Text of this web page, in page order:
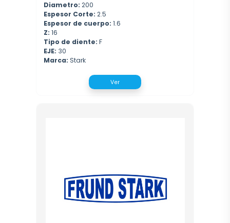
Diametro: 200
Espesor Corte: 2.5
Espesor de cuerpo: 1.6
Z: 16
Tipo de diente: F
EJE: 30
Marca: Stark
Ver